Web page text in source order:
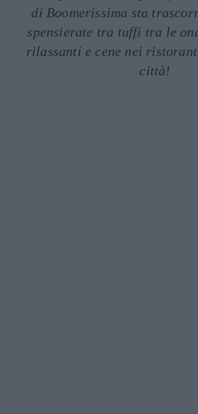
di Boomerissima sta
spensierate tra tuffi tra le
rilassanti e cene nei
città!